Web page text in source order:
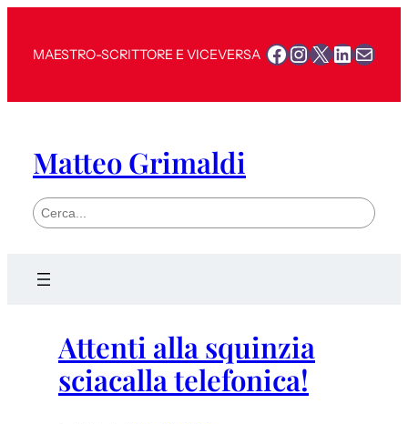
MAESTRO-SCRITTORE E VICEVERSA Facebook
Instagram
X Mail
Matteo Grimaldi
S
e
Attenti alla squinzia
sciacalla telefonica!